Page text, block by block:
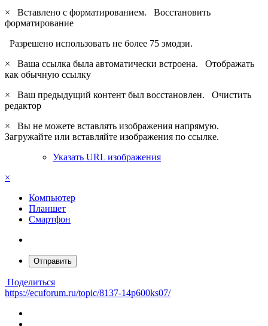
×
Вставлено с форматированием. Восстановить
форматирование
Разрешено использовать не более 75 эмодзи.
×
Ваша ссылка была автоматически встроена. Отображать
как обычную ссылку
×
Ваш предыдущий контент был восстановлен. Очистить
редактор
×
Вы не можете вставлять изображения напрямую.
Загружайте или вставляйте изображения по ссылке.
Указать URL изображения
×
Компьютер
Планшет
Смартфон
Отправить
Поделиться
https://ecuforum.ru/topic/8137-14p600ks07/